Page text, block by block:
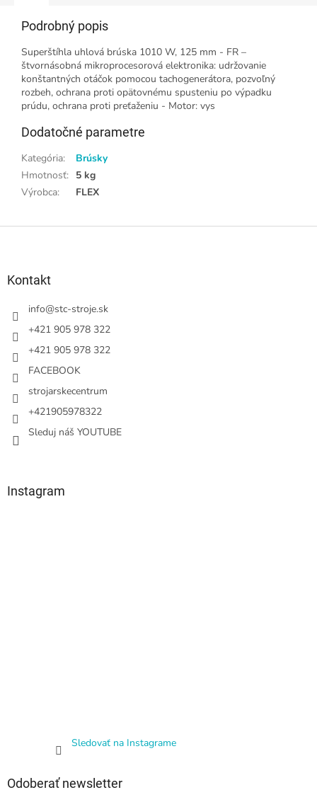
Podrobný popis
Superštíhla uhlová brúska 1010 W, 125 mm - FR –
štvornásobná mikroprocesorová elektronika: udržovanie
konštantných otáčok pomocou tachogenerátora, pozvoľný
rozbeh, ochrana proti opätovnému spusteniu po výpadku
prúdu, ochrana proti preťaženiu - Motor: vys
Dodatočné parametre
Kategória:
Brúsky
Hmotnosť: 5 kg
Výrobca: FLEX
Kontakt
info@stc-stroje.sk
+421 905 978 322
+421 905 978 322
FACEBOOK
strojarskecentrum
+421905978322
Sleduj náš YOUTUBE
Instagram
Sledovať na Instagrame
Odoberať newsletter